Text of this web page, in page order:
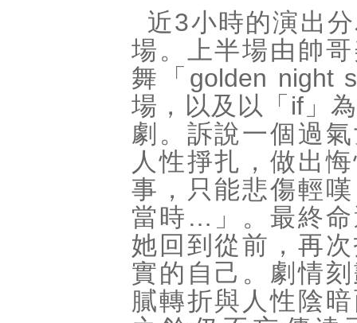
近3小時的演出
場。上半場由帥
舞「golden night
場，以及以「if」
劇。訴說一個過
人性掙扎，做出
事，只能悲傷輕
當時…」。最終命
她回到從前，再
實的自己。劇情
膩轉折與人性陰